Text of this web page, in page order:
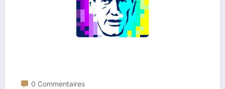
0 Commentaires